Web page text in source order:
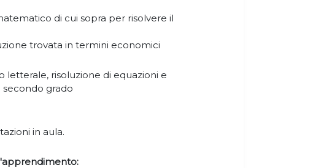
di cui sopra per risolvere il
trovata in termini economici
letterale, risoluzione di equazioni e
secondo grado
in aula.